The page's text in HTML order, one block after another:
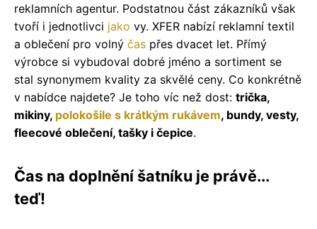
reklamních agentur. Podstatnou část zákazníků však
tvoří i jednotlivci jako vy. XFER nabízí reklamní textil
a oblečení pro volný čas přes dvacet let. Přímý
výrobce si vybudoval dobré jméno a sortiment se
stal synonymem kvality za skvělé ceny. Co konkrétně
v nabídce najdete? Je toho víc než dost: trička,
mikiny, polokošile s krátkým rukávem, bundy, vesty,
fleecové oblečení, tašky i čepice.
Čas na doplnění šatníku je právě...
teď!